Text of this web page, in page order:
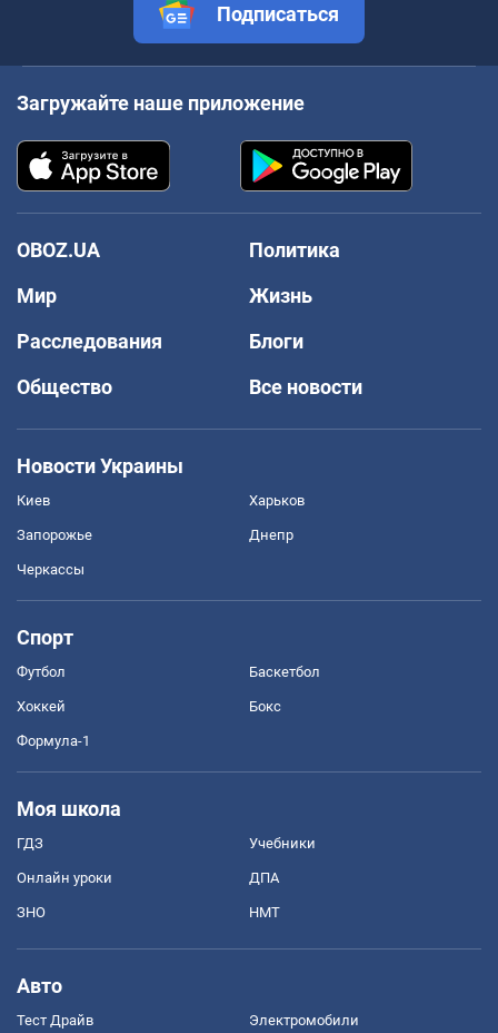
Подписаться
Загружайте наше приложение
OBOZ.UA
Политика
Мир
Жизнь
Расследования
Блоги
Общество
Все новости
Новости Украины
Киев Харьков
Запорожье Днепр
Черкассы
Спорт
Футбол Баскетбол
Хоккей Бокс
Формула-1
Моя школа
ГДЗ Учебники
Онлайн уроки ДПА
ЗНО НМТ
Авто
Тест Драйв Электромобили